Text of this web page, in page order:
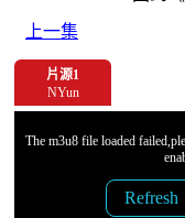
上一集
片源1
NYun